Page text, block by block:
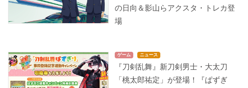
の日向＆影山らアクスタ・トレカ登
場
ゲーム ニュース
『刀剣乱舞』新刀剣男士・大太刀
「桃太郎祐定」が登場！『ぱずぎ